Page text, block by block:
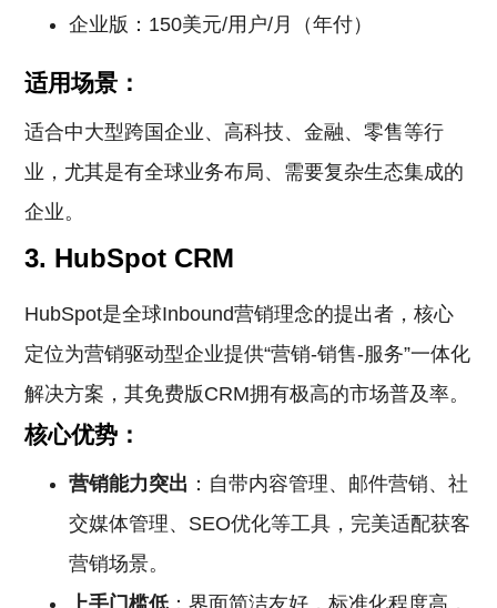
企业版：150美元/用户/月（年付）
适用场景：
适合中大型跨国企业、高科技、金融、零售等行
业，尤其是有全球业务布局、需要复杂生态集成的
企业。
3. HubSpot CRM
HubSpot是全球Inbound营销理念的提出者，核心
定位为营销驱动型企业提供“营销-销售-服务”一体化
解决方案，其免费版CRM拥有极高的市场普及率。
核心优势：
营销能力突出 ：自带内容管理、邮件营销、社
交媒体管理、SEO优化等工具，完美适配获客
营销场景。
上手门槛低 ：界面简洁友好，标准化程度高，